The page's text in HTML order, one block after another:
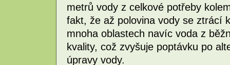
metrů vody z celkové potřeby
fakt, že až polovina vody se ztrácí
mnoha oblastech navíc voda z
kvality, což zvyšuje poptávku po
úpravy vody.